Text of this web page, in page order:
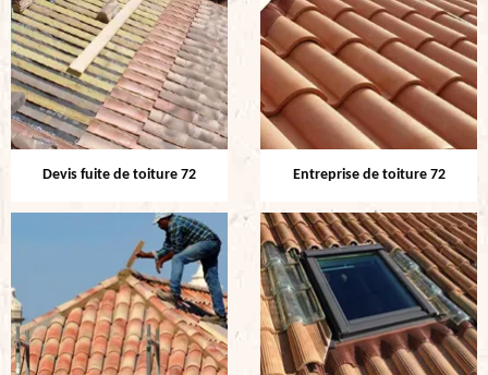
Devis fuite de toiture 72 Entreprise de toiture 72